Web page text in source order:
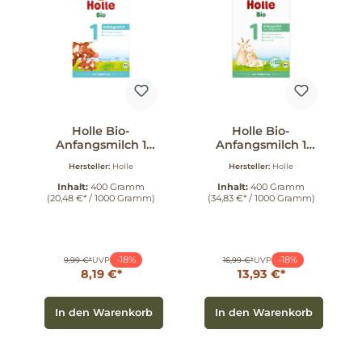
Holle Bio-
Anfangsmilch 1
Hersteller: Holle
Inhalt: 400 Gramm
(20,48 €* / 1000 Gramm)
9,99 €*UVP -18%
8,19 €*
In den Warenkorb
Holle Bio-
Anfangsmilch 1
400 g
Hersteller: Holle
Inhalt: 400 Gramm
(34,83 €* / 1000 Gramm)
16,99 €*UVP -18%
13,93 €*
In den Warenkorb